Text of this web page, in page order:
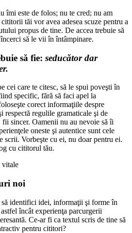
îmi este de folos; nu te cred; nu am
tăi vor avea adesea scuze pentru a
propus de tine. De accea trebuie să
să le vii în întâmpinare.
să fie: seducător dar
cei care te citesc, să le spui poveşti în
specific, fără să faci apel la
corect informaţiile despre
respectă regulile gramaticale şi de
sincer. Oamenii nu au nevoie să îi
oneste şi autentice sunt cele
scrii. Vorbeşte cu ei, nu doar pentru ei.
cu cititorul tău.
noi
să identifici idei, informaţii şi forme în
încât experienţa parcurgerii
Ce-ar fi ca textul scris de tine să
pentru cititori?